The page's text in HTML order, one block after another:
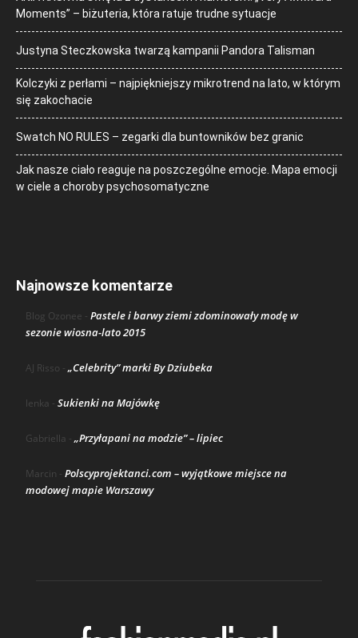
Moments” – biżuteria, która ratuje trudne sytuacje
Justyna Steczkowska twarzą kampanii Pandora Talisman
Kolczyki z perłami – najpiękniejszy mikrotrend na lato, w którym
się zakochacie
Swatch NO RULES – zegarki dla buntowników bez granic
Jak nasze ciało reaguje na poszczególne emocje. Mapa emocji
w ciele a choroby psychosomatyczne
Najnowsze komentarze
Blog Ozonee - Pastele i barwy ziemi zdominowały modę w
sezonie wiosna-lato 2015
AJ Risso - „Celebrity” marki By Dziubeka
lenka - Sukienki na Majówkę
Gabriella - „Przyłapani na modzie” – lipiec
Marcin - Polscyprojektanci.com – wyjątkowe miejsce na
modowej mapie Warszawy